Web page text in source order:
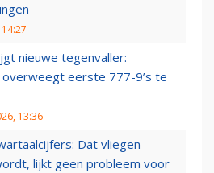
nieuwe tegenvaller:
overweegt eerste 777-9’s te
13:36
Dat vliegen
lijkt geen probleem voor